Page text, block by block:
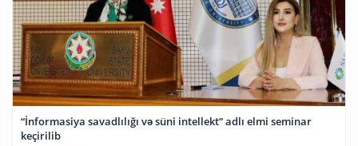
“İnformasiya savadlılığı və süni intellekt” adlı elmi seminar
keçirilib